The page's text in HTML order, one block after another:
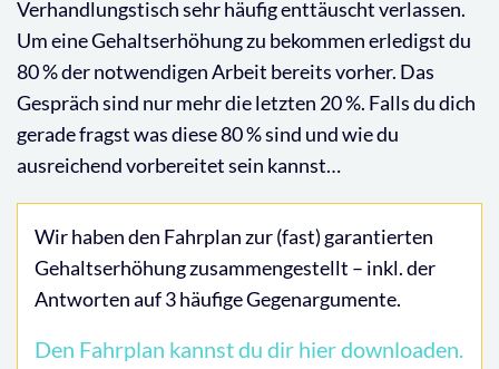
Verhandlungstisch sehr häufig enttäuscht verlassen.
Um eine Gehaltserhöhung zu bekommen erledigst du
80 % der notwendigen Arbeit bereits vorher. Das
Gespräch sind nur mehr die letzten 20 %. Falls du dich
gerade fragst was diese 80 % sind und wie du
ausreichend vorbereitet sein kannst…
Wir haben den Fahrplan zur (fast) garantierten
Gehaltserhöhung zusammengestellt – inkl. der
Antworten auf 3 häufige Gegenargumente.
Den Fahrplan kannst du dir hier downloaden.